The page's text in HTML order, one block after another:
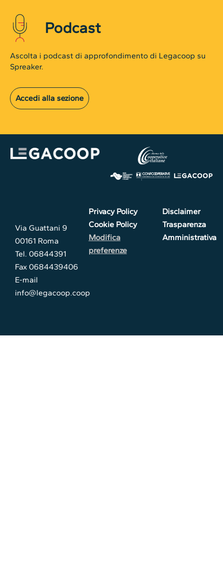
Podcast
Ascolta i podcast di approfondimento di Legacoop su
Spreaker.
Accedi alla sezione
Via Guattani 9
00161 Roma
Tel. 06844391
Fax 0684439406
E-mail
info@legacoop.coop
Privacy Policy
Cookie Policy
Modifica
preferenze
Disclaimer
Trasparenza
Amministrativa